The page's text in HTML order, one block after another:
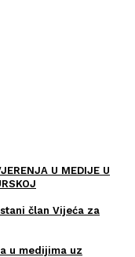
U MEDIJE U
član Vijeća za
u medijima uz